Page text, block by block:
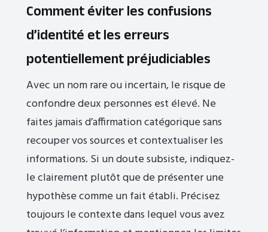
Comment éviter les confusions
d’identité et les erreurs
potentiellement préjudiciables
Avec un nom rare ou incertain, le risque de
confondre deux personnes est élevé. Ne
faites jamais d’affirmation catégorique sans
recouper vos sources et contextualiser les
informations. Si un doute subsiste, indiquez-
le clairement plutôt que de présenter une
hypothèse comme un fait établi. Précisez
toujours le contexte dans lequel vous avez